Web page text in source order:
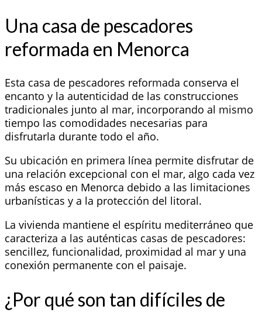
Una casa de pescadores
reformada en Menorca
Esta casa de pescadores reformada conserva el
encanto y la autenticidad de las construcciones
tradicionales junto al mar, incorporando al mismo
tiempo las comodidades necesarias para
disfrutarla durante todo el año.
Su ubicación en primera línea permite disfrutar de
una relación excepcional con el mar, algo cada vez
más escaso en Menorca debido a las limitaciones
urbanísticas y a la protección del litoral.
La vivienda mantiene el espíritu mediterráneo que
caracteriza a las auténticas casas de pescadores:
sencillez, funcionalidad, proximidad al mar y una
conexión permanente con el paisaje.
¿Por qué son tan difíciles de